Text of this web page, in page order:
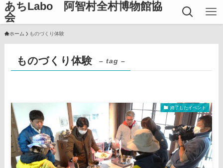
あちLabo 阿智村全村博物館協
会
ホーム ものづくり体験
ものづくり体験 – tag –
終了したイベント